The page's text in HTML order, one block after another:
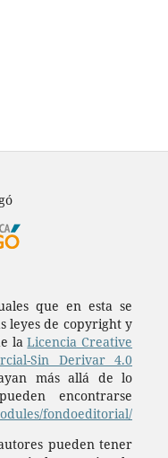
que en esta se
leyes de copyright y
laLicencia Creative
Sin Derivar 4.0
más allá de lo
encontrarse
fondoeditorial/
pueden tener